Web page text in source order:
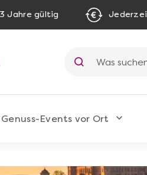
Jahre gültig
Genuss-Events vor Ort